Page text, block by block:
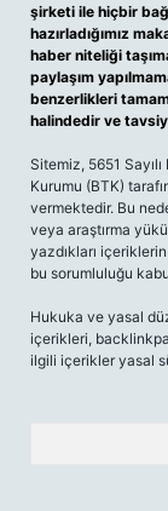
şirketi ile hiçbir
hazırladığımız
haber niteliği
paylaşım
benzerlikleri
halindedir ve
Sitemiz, 5651
Kurumu (BTK)
vermektedir. Bu
veya araştırma
yazdıkları
bu sorumluluğu
Hukuka ve yasal
içerikleri,
ilgili içerikler yasal